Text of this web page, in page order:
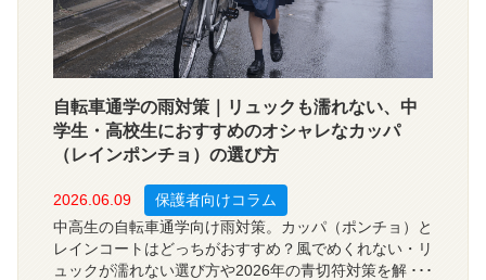
自転車通学の雨対策｜リュックも濡れない、中
学生・高校生におすすめのオシャレなカッパ
（レインポンチョ）の選び方
2026.06.09
保護者向けコラム
中高生の自転車通学向け雨対策。カッパ（ポンチョ）と
レインコートはどっちがおすすめ？風でめくれない・リ
ュックが濡れない選び方や2026年の青切符対策を解